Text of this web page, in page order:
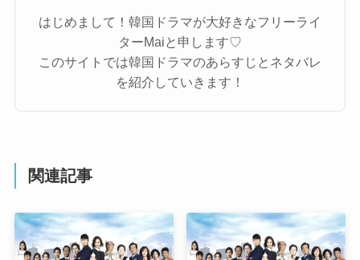
はじめまして！韓国ドラマが大好きなフリーライ
ターMaiと申します♡
このサイトでは韓国ドラマのあらすじとネタバレ
を紹介していきます！
関連記事